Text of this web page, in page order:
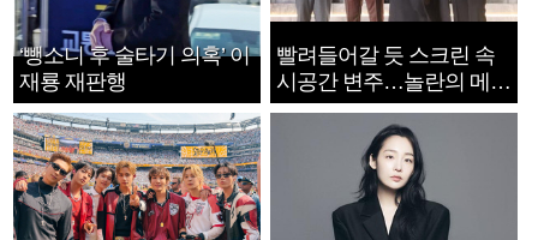
‘뺑소니 후 술타기 의혹’ 이
재룡 재판행
빨려들어갈 듯 스크린 속
시공간 변주…놀란의 메시
지는 ‘전쟁 속죄’